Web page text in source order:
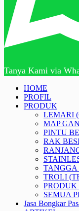
Tanya Kami via
HOME
PROFIL
PRODUK
LEMARI
MAP
PINTU
RAK
TANGGA
TROLI
SEMUA
Jasa Bongkar